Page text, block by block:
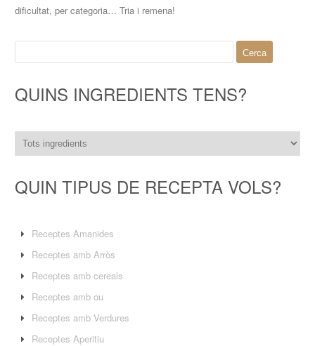
dificultat, per categoria… Tria i remena!
QUINS INGREDIENTS TENS?
QUIN TIPUS DE RECEPTA VOLS?
Receptes Amanides
Receptes amb Arròs
Receptes amb cereals
Receptes amb ou
Receptes amb Verdures
Receptes Aperitiu